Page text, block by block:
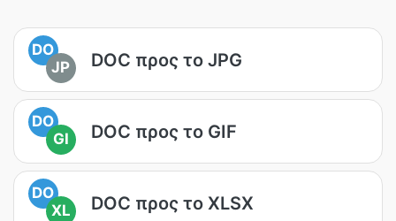
DO
JP
DOC προς το JPG
DO
GI
DOC προς το GIF
DO
XL
DOC προς το XLSX